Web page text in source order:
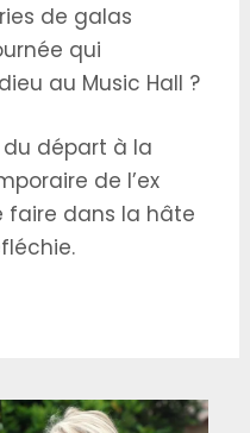
de galas
qui
au Music Hall ?
départ à la
de l’ex
faire dans la hâte